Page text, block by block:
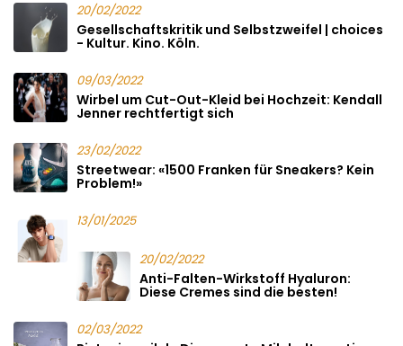
20/02/2022
Gesellschaftskritik und Selbstzweifel | choices
- Kultur. Kino. Köln.
09/03/2022
Wirbel um Cut-Out-Kleid bei Hochzeit: Kendall
Jenner rechtfertigt sich
23/02/2022
Streetwear: «1500 Franken für Sneakers? Kein
Problem!»
13/01/2025
20/02/2022
Anti-Falten-Wirkstoff Hyaluron:
Diese Cremes sind die besten!
02/03/2022